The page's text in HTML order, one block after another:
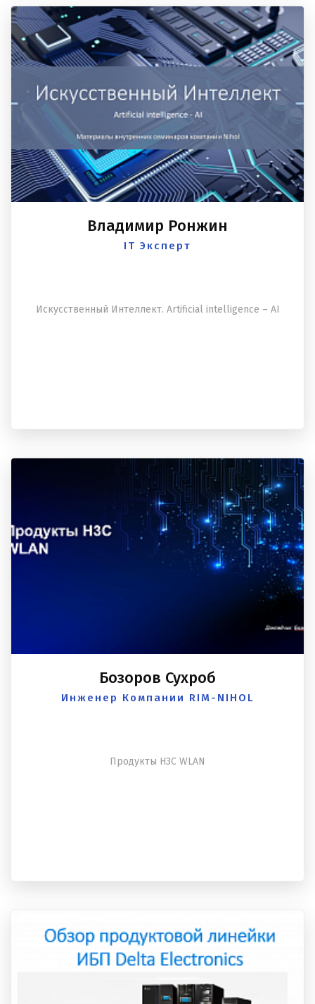
Владимир Ронжин
IT Эксперт
Искусственный Интеллект. Artificial intelligence – AI
Бозоров Сухроб
Инженер Компании RIM-NIHOL
Продукты H3C WLAN